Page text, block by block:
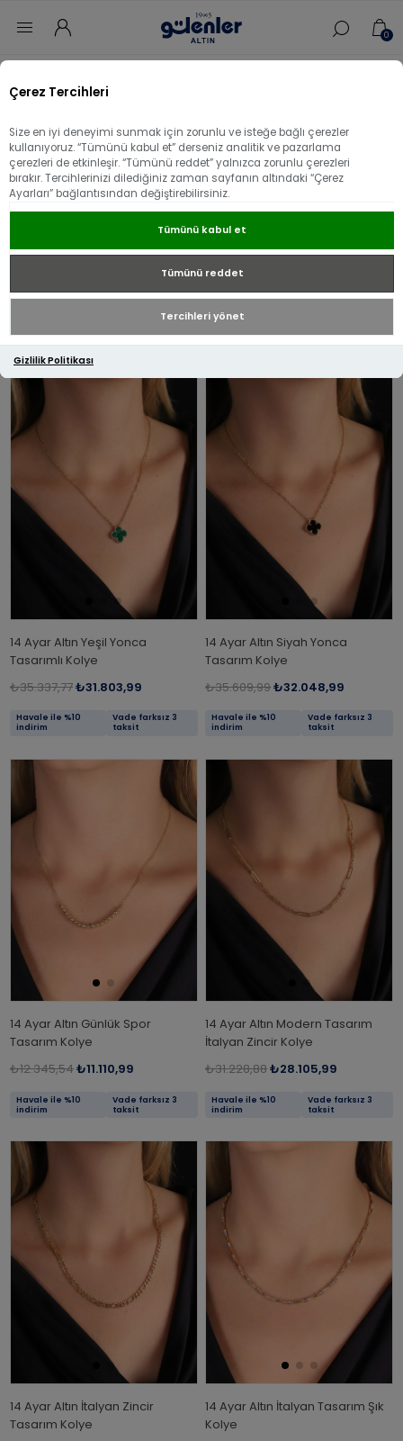
Çerez Tercihleri
Size en iyi deneyimi sunmak için zorunlu ve isteğe bağlı çerezler
kullanıyoruz. “Tümünü kabul et” derseniz analitik ve pazarlama
çerezleri de etkinleşir. “Tümünü reddet” yalnızca zorunlu çerezleri
bırakır. Tercihlerinizi dilediğiniz zaman sayfanın altındaki “Çerez
Ayarları” bağlantısından değiştirebilirsiniz.
Tümünü kabul et
Tümünü reddet
Tercihleri yönet
Gizlilik Politikası
0
Kolye
14 Ayar
22 Ayar
14 Ayar Altın Yeşil Yonca
Tasarımlı Kolye
₺35.337,77₺31.803,99
Havale ile %10
indirim
Vade farksız 3
taksit
14 Ayar Altın Siyah Yonca
Tasarım Kolye
₺35.609,99₺32.048,99
Havale ile %10
indirim
Vade farksız 3
taksit
14 Ayar Altın Günlük Spor
Tasarım Kolye
₺12.345,54₺11.110,99
Havale ile %10
indirim
Vade farksız 3
taksit
14 Ayar Altın Modern Tasarım
İtalyan Zincir Kolye
₺31.228,88₺28.105,99
Havale ile %10
indirim
Vade farksız 3
taksit
14 Ayar Altın İtalyan Zincir
Tasarım Kolye
14 Ayar Altın İtalyan Tasarım Şık
Kolye